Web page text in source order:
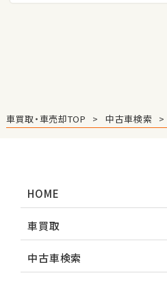
3位
1
ホンダ
車買取・車売却TOP 中古車検索
HOME
車買取
中古車検索